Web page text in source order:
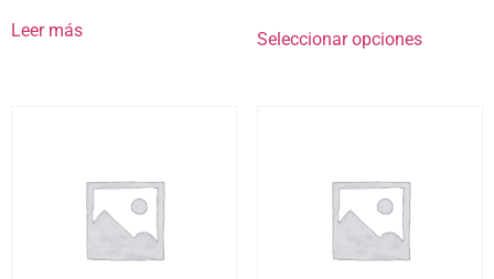
Leer más Seleccionar opciones